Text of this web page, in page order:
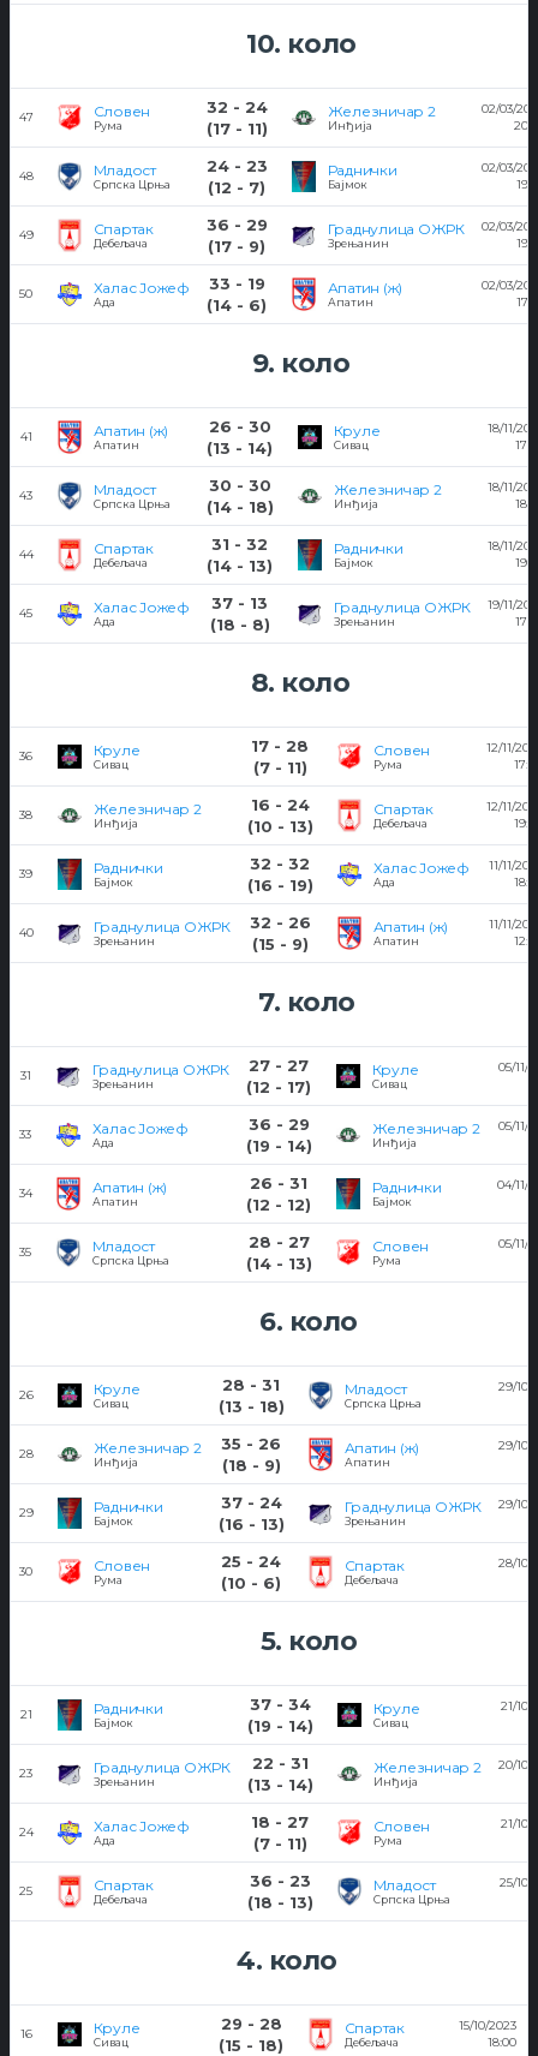
10. коло
47 Словен
Рума
32 - 24
(17 - 11)
Железничар 2
Инђија
02/03/
48 Младост
Српска Црња
24 - 23
(12 - 7)
Раднички
Бајмок
02/03/
49 Спартак
Дебељача
36 - 29
(17 - 9)
Граднулица ОЖРК
Зрењанин
02/03/
50 Халас Јожеф
Ада
33 - 19
(14 - 6)
Апатин (ж)
Апатин
02/03/
9. коло
41 Апатин (ж)
Апатин
26 - 30
(13 - 14)
Круле
Сивац
18/11/
43 Младост
Српска Црња
30 - 30
(14 - 18)
Железничар 2
Инђија
18/11/
44 Спартак
Дебељача
31 - 32
(14 - 13)
Раднички
Бајмок
18/11/
45 Халас Јожеф
Ада
37 - 13
(18 - 8)
Граднулица ОЖРК
Зрењанин
19/11/
8. коло
36 Круле
Сивац
17 - 28
(7 - 11)
Словен
Рума
12/11/
38 Железничар 2
Инђија
16 - 24
(10 - 13)
Спартак
Дебељача
12/11/
39 Раднички
Бајмок
32 - 32
(16 - 19)
Халас Јожеф
Ада
11/11/
40 Граднулица ОЖРК
Зрењанин
32 - 26
(15 - 9)
Апатин (ж)
Апатин
11/11/
7. коло
31 Граднулица ОЖРК
Зрењанин
27 - 27
(12 - 17)
Круле
Сивац
05/11/
33 Халас Јожеф
Ада
36 - 29
(19 - 14)
Железничар 2
Инђија
05/11/
34 Апатин (ж)
Апатин
26 - 31
(12 - 12)
Раднички
Бајмок
04/11/
35 Младост
Српска Црња
28 - 27
(14 - 13)
Словен
Рума
05/11/
6. коло
26 Круле
Сивац
28 - 31
(13 - 18)
Младост
Српска Црња
29/10/
28 Железничар 2
Инђија
35 - 26
(18 - 9)
Апатин (ж)
Апатин
29/10/
29 Раднички
Бајмок
37 - 24
(16 - 13)
Граднулица ОЖРК
Зрењанин
29/10/
30 Словен
Рума
25 - 24
(10 - 6)
Спартак
Дебељача
28/10/
5. коло
21 Раднички
Бајмок
37 - 34
(19 - 14)
Круле
Сивац
21/10/
23 Граднулица ОЖРК
Зрењанин
22 - 31
(13 - 14)
Железничар 2
Инђија
20/10/
24 Халас Јожеф
Ада
18 - 27
(7 - 11)
Словен
Рума
21/10/
25 Спартак
Дебељача
36 - 23
(18 - 13)
Младост
Српска Црња
25/10/
4. коло
16 Круле
Сивац
29 - 28
(15 - 18)
Спартак
Дебељача
15/10/2023
18:00